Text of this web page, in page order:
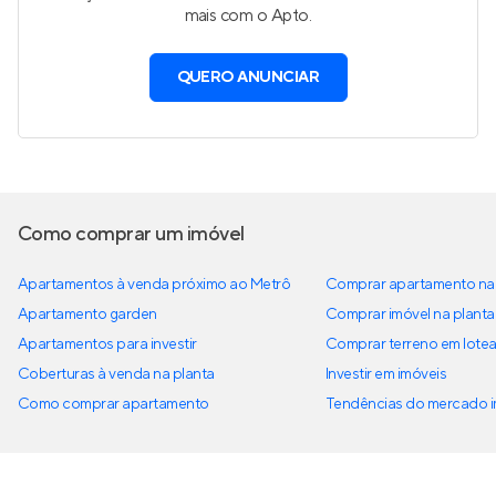
mais com o Apto.
QUERO ANUNCIAR
Como comprar um imóvel
Apartamentos à venda próximo ao Metrô
Apartamento garden
Apartamentos para investir
Coberturas à venda na planta
Como comprar apartamento
Comprar apartamento
Comprar imóvel na planta
Comprar terreno em
Investir em imóveis
Tendências do mercado